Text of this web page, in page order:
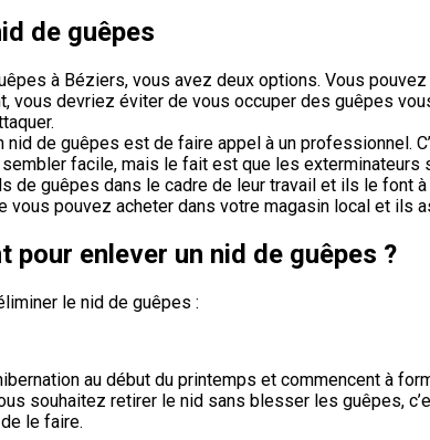
de guêpes
à Béziers, vous avez deux options. Vous
vous devriez éviter de vous occuper des guêpes
nid de guêpes est de faire appel à un
facile, mais le fait est que les
de guêpes dans le cadre de leur travail et ils le font
pouvez acheter dans votre magasin local et ils
pour enlever un nid de guêpes ?
le nid de guêpes :
au début du printemps et commencent à
souhaitez retirer le nid sans blesser les guêpes,
le faire.